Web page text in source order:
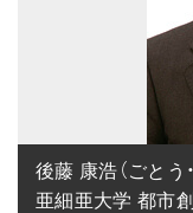
後藤 康浩（ごとう
亜細亜大学 都市